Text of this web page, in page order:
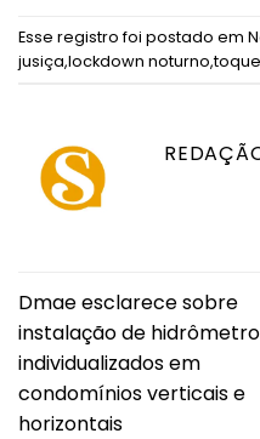
Esse registro foi postado em
jusiça,lockdown noturno,
Dmae esclarece sobre
instalação de
individualizados em
condomínios verticais e
horizontais